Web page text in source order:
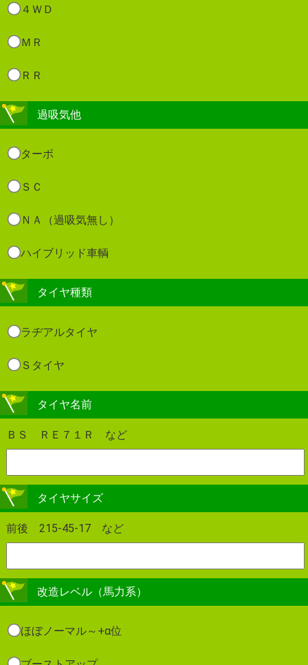
４ＷＤ
ＭＲ
ＲＲ
過吸気他
ターボ
ＳＣ
ＮＡ（過吸気無し）
ハイブリッド車輌
タイヤ種類
ラヂアルタイヤ
Ｓタイヤ
タイヤ名前
ＢＳ ＲＥ７１Ｒ など
タイヤサイズ
前後 215-45-17 など
改造レベル（馬力系）
ほぼノーマル～+α位